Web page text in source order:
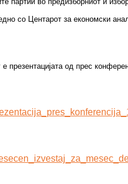
со Центарот за економски
е презентацијата од прес